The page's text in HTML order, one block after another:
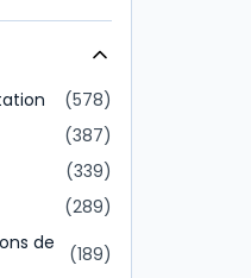
146
85
578
387
339
289
de
189